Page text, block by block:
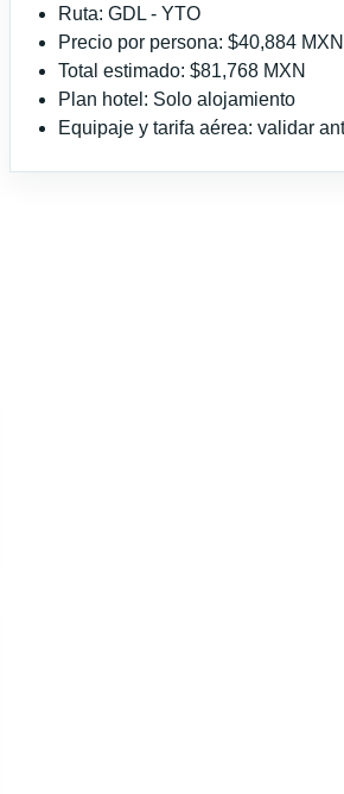
Ruta: GDL - YTO
Precio por persona: $40,884 MXN
Total estimado: $81,768 MXN
Plan hotel: Solo alojamiento
Equipaje y tarifa aérea: validar